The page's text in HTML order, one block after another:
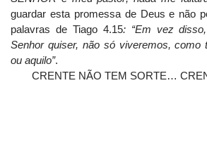
guardar esta promessa de Deus e não
palavras de Tiago 4.15: “Em vez
Senhor quiser, não só viveremos, como
ou aquilo”.
CRENTE NÃO TEM SORTE…